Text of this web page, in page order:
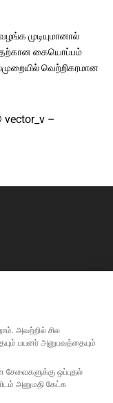
முடியுமானால்
கையொப்பம்
வெற்றிகரமான
–
அவற்றில் சில
பயனர் அனுபவத்தையும்
சேவைகளுக்கு ஒப்புதல்
அனுமதி கேட்க